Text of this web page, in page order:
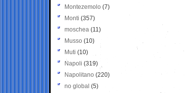
Montezemolo (7)
Monti (357)
moschea (11)
Musso (10)
Muti (10)
Napoli (319)
Napolitano (220)
no global (5)